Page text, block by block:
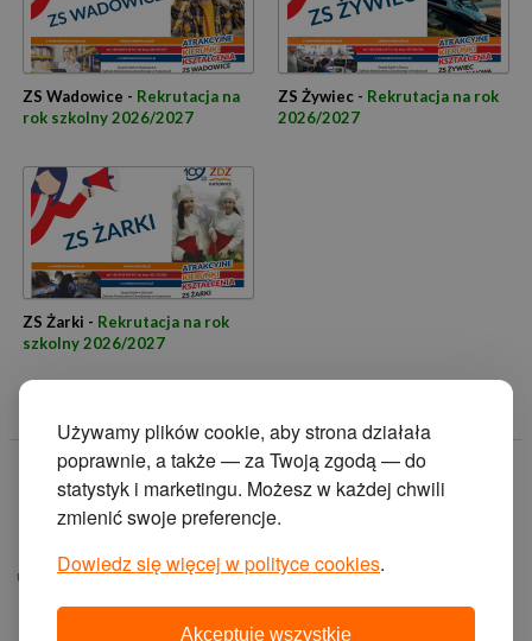
Używamy plików cookie, aby strona działała
poprawnie, a także — za Twoją zgodą — do
statystyk i marketingu. Możesz w każdej chwili
zmienić swoje preferencje.
Dowiedz się więcej w polityce cookies.
Akceptuję wszystkie
ZS Wadowice - Rekrutacja na
rok szkolny 2026/2027
ZS Żywiec - Rekrutacja na rok
2026/2027
ZS Żarki - Rekrutacja na rok
szkolny 2026/2027
© 2014 Zakład
Doskonalenia
Zawodowego w
ul. Krasińskiego 2, 40-